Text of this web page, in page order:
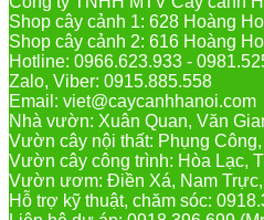
Shop cây cảnh 1: 628 Hoàng
Shop cây cảnh 2: 616 Hoàng
Hotline: 0966.623.933 -
Zalo, Viber: 0915.885.558
Email: viet@caycanhhanoi.com
Nhà vườn: Xuân Quan, Văn
Vườn cây nội thất: Phụng
Vườn cây công trình: Hòa Lạc,
Vườn ươm: Điền Xá, Nam
Hỗ trợ kỹ thuật, chăm sóc: